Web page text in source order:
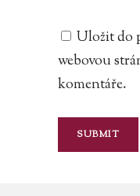
Uložit do
webovou
komentáře.